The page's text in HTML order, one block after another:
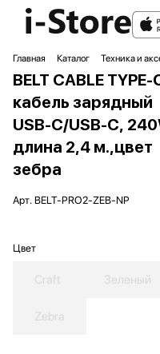
Главная Каталог Техника и
BELT CABLE TYPE-
кабель зарядный
USB-C/USB-C,
длина 2,4 м.,цвет
зебра
Арт. BELT-PRO2-ZEB-NP
Цвет
Craft Зеленый
Zebra